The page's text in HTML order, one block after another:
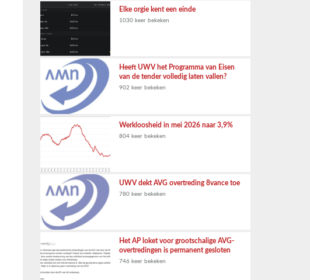
Elke orgie kent een einde
1030 keer bekeken
Heeft UWV het Programma van Eisen
van de tender volledig laten vallen?
902 keer bekeken
Werkloosheid in mei 2026 naar 3,9%
804 keer bekeken
UWV dekt AVG overtreding 8vance toe
780 keer bekeken
Het AP loket voor grootschalige AVG-
overtredingen is permanent gesloten
746 keer bekeken